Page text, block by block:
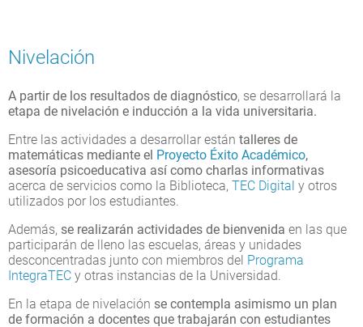
Nivelación
A partir de los resultados de diagnóstico, se desarrollará la
etapa de nivelación e inducción a la vida universitaria.
Entre las actividades a desarrollar están talleres de
matemáticas mediante el Proyecto Éxito Académico,
asesoría psicoeducativa así como charlas informativas
acerca de servicios como la Biblioteca, TEC Digital y otros
utilizados por los estudiantes.
Además, se realizarán actividades de bienvenida en las que
participarán de lleno las escuelas, áreas y unidades
desconcentradas junto con miembros del Programa
IntegraTEC y otras instancias de la Universidad.
En la etapa de nivelación se contempla asimismo un plan
de formación a docentes que trabajarán con estudiantes